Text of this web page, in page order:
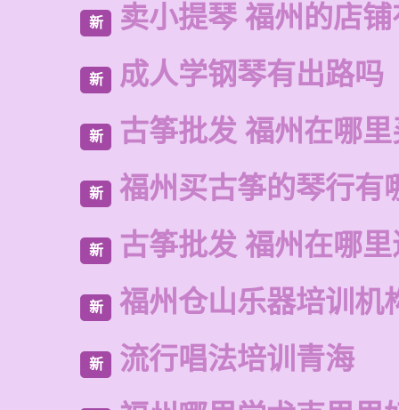
新 卖小提琴 福州的店
新 成人学钢琴有出路吗
新 古筝批发 福州在哪
新 福州买古筝的琴行有
新 古筝批发 福州在哪
新 福州仓山乐器培训机
新 流行唱法培训青海